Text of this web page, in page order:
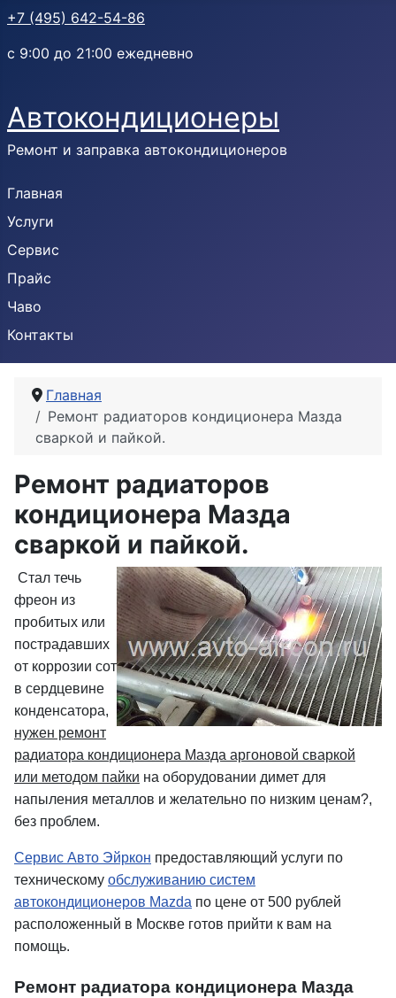
+7 (495) 642-54-86
с 9:00 до 21:00 ежедневно
Автокондиционеры
Ремонт и заправка автокондиционеров
Главная
Услуги
Сервис
Прайс
Чаво
Контакты
Главная
Ремонт радиаторов кондиционера Мазда
сваркой и пайкой.
Ремонт радиаторов
кондиционера Мазда
сваркой и пайкой.
Стал течь
фреон из
пробитых или
пострадавших
от коррозии сот
в сердцевине
конденсатора,
нужен ремонт
радиатора кондиционера Мазда аргоновой сваркой
или методом пайки на оборудовании димет для
напыления металлов и желательно по низким ценам?,
без проблем.
Сервис Авто Эйркон предоставляющий услуги по
техническому обслуживанию систем
автокондиционеров Mazda по цене от 500 рублей
расположенный в Москве готов прийти к вам на
помощь.
Ремонт радиатора кондиционера Мазда